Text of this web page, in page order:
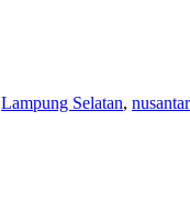
Lampung Selatan,